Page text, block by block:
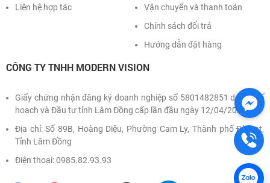
Liên hệ hợp tác
Vận chuyển và thanh toán
Chính sách đổi trả
Hướng dẫn đặt hàng
CÔNG TY TNHH MODERN VISION
Giấy chứng nhận đăng ký doanh nghiệp số 5801482851 do Sở Kế
hoạch và Đầu tư tỉnh Lâm Đồng cấp lần đầu ngày 12/04/2022
Địa chỉ: Số 89B, Hoàng Diệu, Phường Cam Ly, Thành phố Đà Lạt,
Tỉnh Lâm Đồng
Điện thoại: 0985.82.93.93